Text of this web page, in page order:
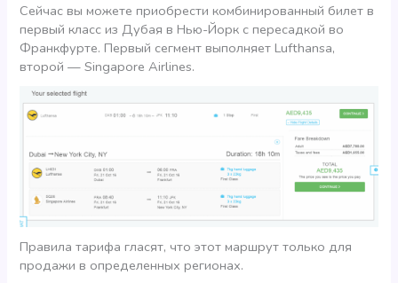
Сейчас вы можете приобрести комбинированный билет в
первый класс из Дубая в Нью-Йорк с пересадкой во
Франкфурте. Первый сегмент выполняет Lufthansa,
второй — Singapore Airlines.
Правила тарифа гласят, что этот маршрут только для
продажи в определенных регионах.